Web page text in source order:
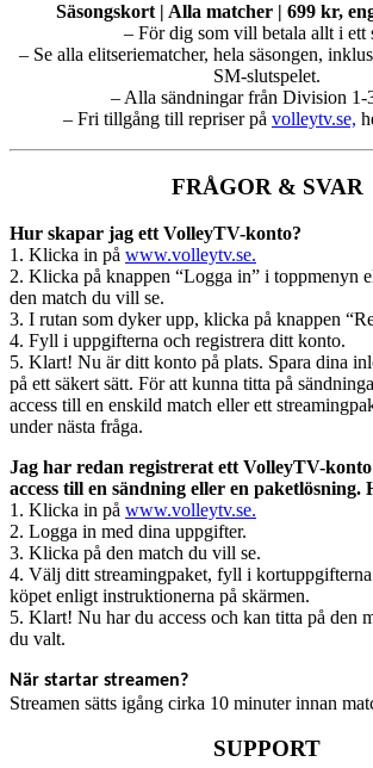
Säsongskort | Alla matcher | 699 kr,
– För dig som vill betala allt i ett
– Se alla elitseriematcher, hela säsongen,
SM-slutspelet.
– Alla sändningar från Division 1-
– Fri tillgång till repriser på volleytv.se,
FRÅGOR & SVAR
Hur skapar jag ett VolleyTV-konto?
1. Klicka in på www.volleytv.se.
2. Klicka på knappen “Logga in” i toppmenyn
den match du vill se.
3. I rutan som dyker upp, klicka på knappen
4. Fyll i uppgifterna och registrera ditt konto.
5. Klart! Nu är ditt konto på plats. Spara dina
på ett säkert sätt. För att kunna titta på
access till en enskild match eller ett
under nästa fråga.
Jag har redan registrerat ett VolleyTV-
access till en sändning eller en paketlösning.
1. Klicka in på www.volleytv.se.
2. Logga in med dina uppgifter.
3. Klicka på den match du vill se.
4. Välj ditt streamingpaket, fyll i
köpet enligt instruktionerna på skärmen.
5. Klart! Nu har du access och kan titta på den
du valt.
När startar streamen?
Streamen sätts igång cirka 10 minuter innan
SUPPORT